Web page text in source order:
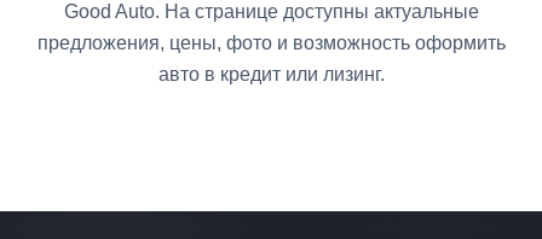
Good Auto. На странице доступны актуальные
предложения, цены, фото и возможность оформить
авто в кредит или лизинг.